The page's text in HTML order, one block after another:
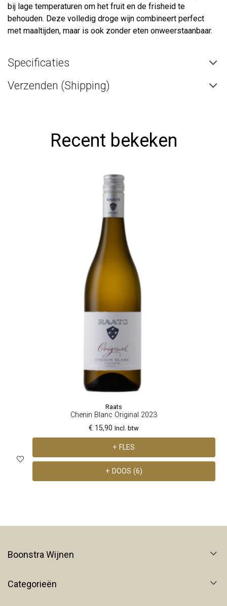
bij lage temperaturen om het fruit en de frisheid te
behouden. Deze volledig droge wijn combineert perfect
met maaltijden, maar is ook zonder eten onweerstaanbaar.
Specificaties
Verzenden (Shipping)
Recent bekeken
Raats
Chenin Blanc Original 2023
€ 15,90 Incl. btw
+ FLES
+ DOOS (6)
Boonstra Wijnen
Categorieën